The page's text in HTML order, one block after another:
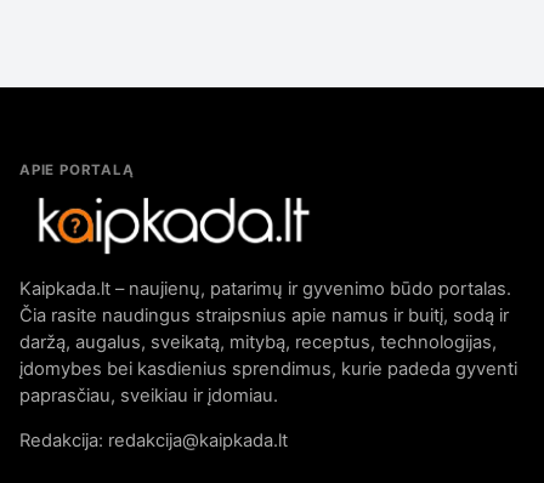
APIE PORTALĄ
Kaipkada.lt – naujienų, patarimų ir gyvenimo būdo portalas.
Čia rasite naudingus straipsnius apie namus ir buitį, sodą ir
daržą, augalus, sveikatą, mitybą, receptus, technologijas,
įdomybes bei kasdienius sprendimus, kurie padeda gyventi
paprasčiau, sveikiau ir įdomiau.
Redakcija: redakcija@kaipkada.lt